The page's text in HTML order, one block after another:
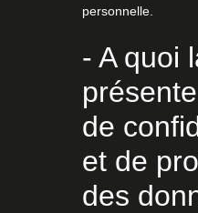
personnelle.
- A quoi
de
et de
des